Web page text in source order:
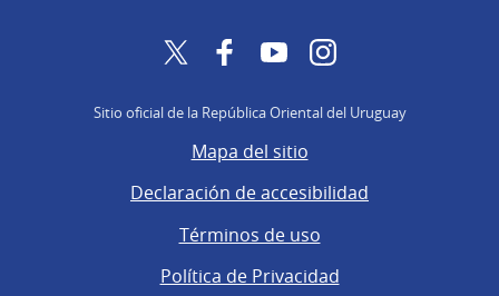
Twitter FacebookYouTubeInstagram
Sitio oficial de la República Oriental del Uruguay
Mapa del sitio
Declaración de accesibilidad
Términos de uso
Política de Privacidad